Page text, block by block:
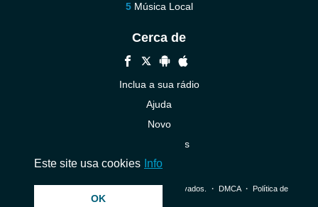
Música Local
Cerca de
Inclua a sua rádio
Ajuda
Novo
Contacte-nos
© 2026 InstantAudio. Todos os direitos reservados. ・ DMCA・ Política de
Este site usa cookies Info
OK